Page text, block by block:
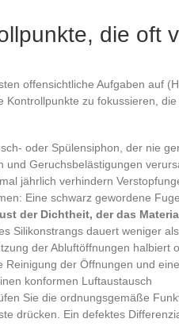
die oft
offensichtliche Aufgaben auf
Kontrollpunkte zu fokussieren,
oder Spülensiphon, der nie
und Geruchsbelästigungen
jährlich verhindern
Eine schwarz gewordene
der Dichtheit, der das
Silikonstrangs dauert weniger
der Abluftöffnungen halbiert
Reinigung der Öffnungen und
konformen Luftaustausch
Sie die ordnungsgemäße
drücken. Ein defektes